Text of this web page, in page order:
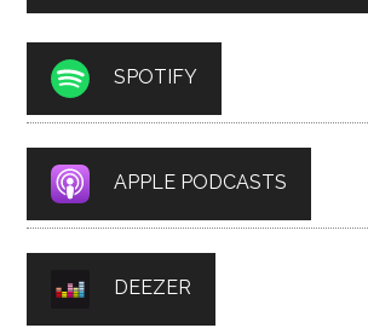
SPOTIFY
APPLE PODCASTS
DEEZER